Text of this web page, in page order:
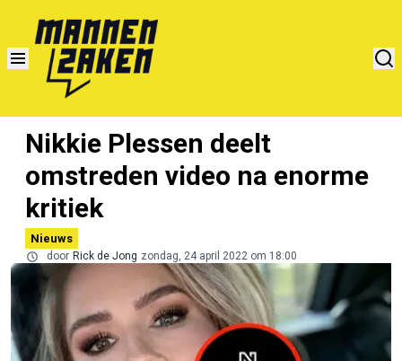
Nikkie Plessen deelt
omstreden video na enorme
kritiek
Nieuws
door Rick de Jong zondag, 24 april 2022 om 18:00